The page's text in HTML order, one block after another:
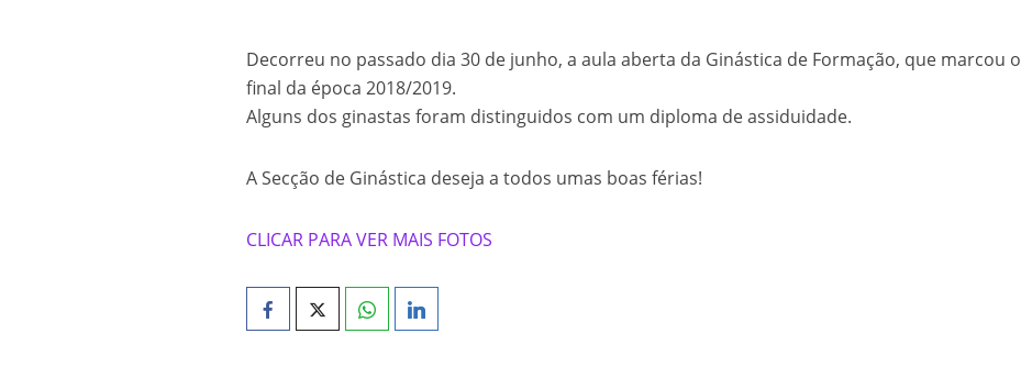
Inês Reis conquista Bronze por equipas no Europeu de Ginástica de Trampolins
Decorreu no passado dia 30 de junho, a aula aberta da Ginástica de Formação, que marcou o
final da época 2018/2019.
Alguns dos ginastas foram distinguidos com um diploma de assiduidade.
A Secção de Ginástica deseja a todos umas boas férias!
CLICAR PARA VER MAIS FOTOS